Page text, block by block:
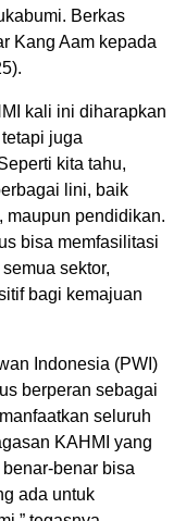
Berkas
Kang Aam kepada
kali ini diharapkan
juga
kita tahu,
lini, baik
maupun pendidikan.
bisa memfasilitasi
sektor,
bagi kemajuan
Indonesia (PWI)
berperan sebagai
seluruh
KAHMI yang
benar bisa
ada untuk